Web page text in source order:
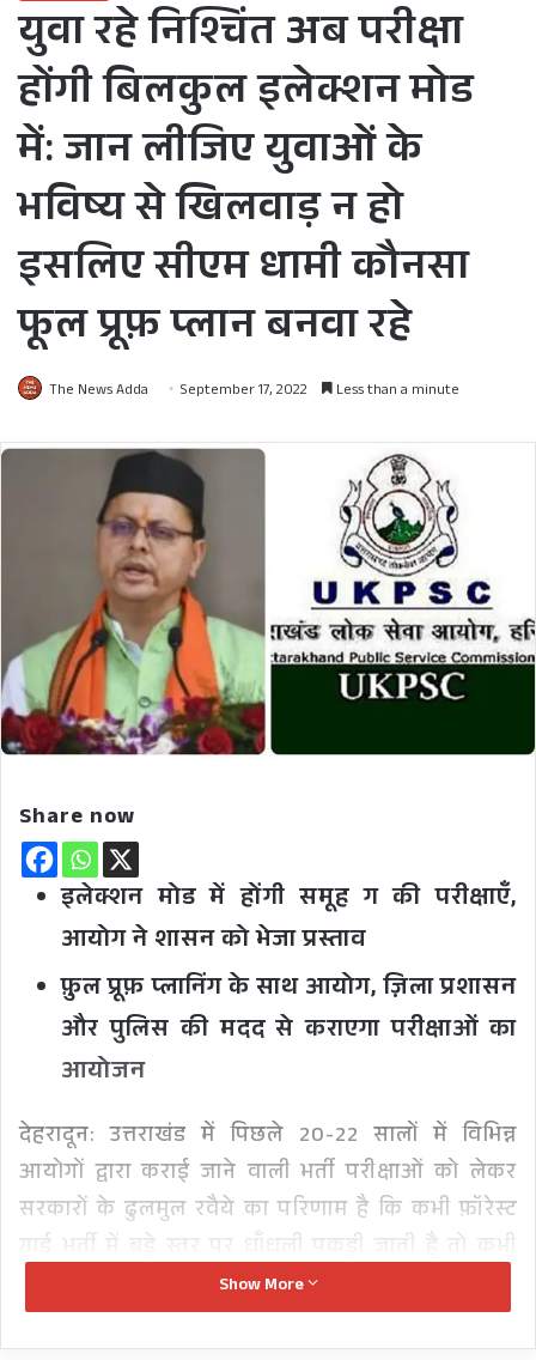
युवा रहे निश्चिंत अब परीक्षा
होंगी बिलकुल इलेक्शन मोड
में: जान लीजिए युवाओं के
भविष्य से खिलवाड़ न हो
इसलिए सीएम धामी कौनसा
फूल प्रूफ़ प्लान बनवा रहे
The News Adda September 17, 2022 Less than a minute
Share now
इलेक्शन मोड में होंगी समूह ग की परीक्षाएँ,
आयोग ने शासन को भेजा प्रस्ताव
फ़ुल प्रूफ़ प्लानिंग के साथ आयोग, ज़िला प्रशासन
और पुलिस की मदद से कराएगा परीक्षाओं का
आयोजन
देहरादून: उत्तराखंड में पिछले 20-22 सालों में विभिन्न
आयोगों द्वारा कराई जाने वाली भर्ती परीक्षाओं को लेकर
सरकारों के ढुलमुल रवैये का परिणाम है कि कभी फ़ॉरेस्ट
गार्ड भर्ती में बड़े स्तर पर धाँधली पकड़ी जाती है तो कभी
UKSSSC स्नातक स्तरीय भर्ती परीक्षा का पर्चा लीक हो
जाता हैं। लेकिन अब युवा मुख्यमंत्री पुष्कर सिंह धामी ने
Show More